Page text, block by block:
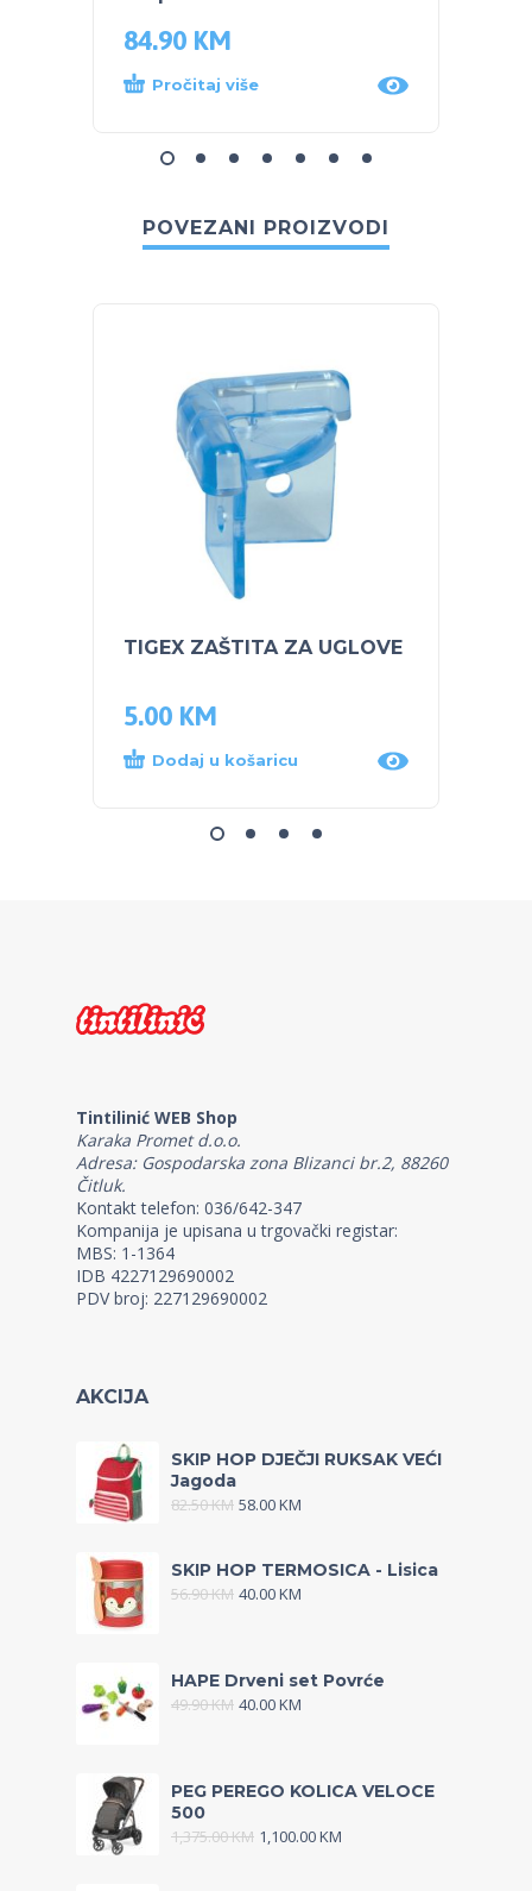
84.90 KM
Pročitaj više
POVEZANI PROIZVODI
TIGEX ZAŠTITA ZA UGLOVE
5.00 KM
Dodaj u košaricu
Tintilinić WEB Shop
Karaka Promet d.o.o.
Adresa: Gospodarska zona Blizanci br.2, 88260
Čitluk.
Kontakt telefon: 036/642-347
Kompanija je upisana u trgovački registar:
MBS: 1-1364
IDB 4227129690002
PDV broj: 227129690002
AKCIJA
SKIP HOP DJEČJI RUKSAK VEĆI
Jagoda
82.50KM 58.00KM
SKIP HOP TERMOSICA - Lisica
56.90KM 40.00KM
HAPE Drveni set Povrće
49.90KM 40.00KM
PEG PEREGO KOLICA VELOCE
500
1,375.00KM 1,100.00KM